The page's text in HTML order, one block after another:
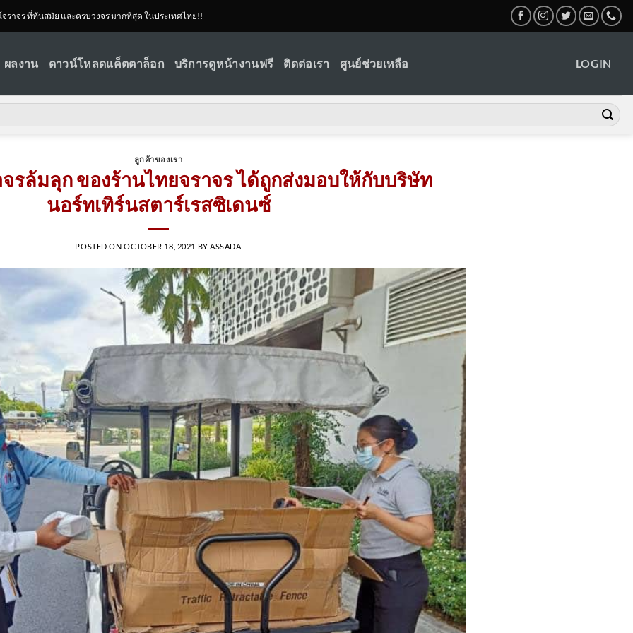
าจร ที่ทันสมัย และครบวงจร มากที่สุด ในประเทศไทย!!
ผลงาน ดาวน์โหลดแค็ตตาล็อก บริการดูหน้างานฟรี ติดต่อเรา ศูนย์ช่วยเหลือ LOGIN
ลูกค้าของเรา
จรล้มลุก ของร้านไทยจราจร ได้ถูกส่งมอบให้กับบริษัท
นอร์ทเทิร์นสตาร์เรสซิเดนซ์
POSTED ON OCTOBER 18, 2021 BY ASSADA